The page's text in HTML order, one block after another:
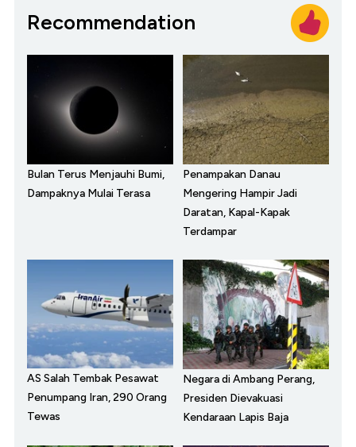
Recommendation
Bulan Terus Menjauhi Bumi,
Dampaknya Mulai Terasa
Penampakan Danau
Mengering Hampir Jadi
Daratan, Kapal-Kapak
Terdampar
AS Salah Tembak Pesawat
Penumpang Iran, 290 Orang
Tewas
Negara di Ambang Perang,
Presiden Dievakuasi
Kendaraan Lapis Baja